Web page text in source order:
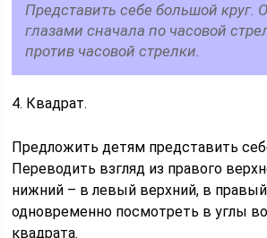
Представить себе большой круг.
глазами сначала по часовой
против часовой стрелки.
4. Квадрат.
Предложить детям представить
Переводить взгляд из правого
нижний – в левый верхний, в
одновременно посмотреть в углы
квадрата.